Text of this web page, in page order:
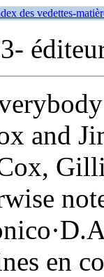
des vedettes-
and
en